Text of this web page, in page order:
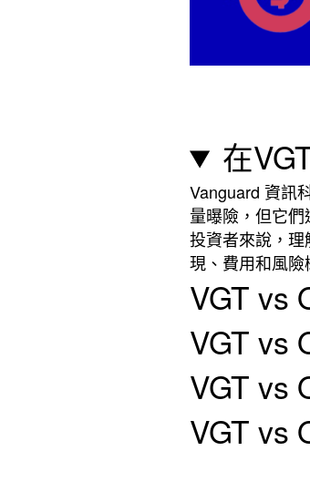
在
Vanguard 資訊
量曝險，但它
投資者來說，
現、費用和風險
VGT vs
VGT vs
VGT vs
VGT vs